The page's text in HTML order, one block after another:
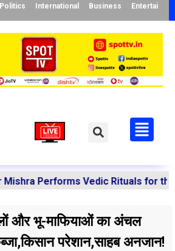
Politics International Business
Vedic Rituals for the
और भू-माफियाओं का अंचल
परेशान,साहब अनजान!